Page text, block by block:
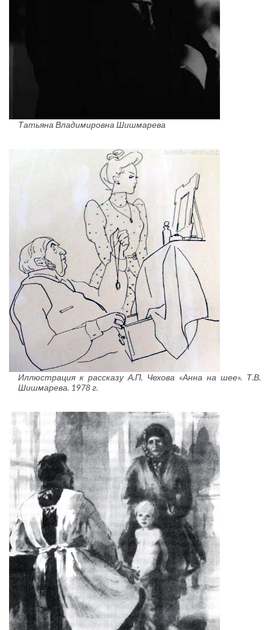
Татьяна Владимировна Шишмарева
Иллюстрация к рассказу А.П. Чехова «Анна на шее». Т.В.
Шишмарева. 1978 г.